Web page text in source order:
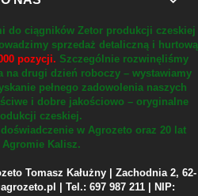
do ciągników Zetor produkcji czeskiej
sprzedaż detaliczną i hurtową
pozycji. Szczególnie rozwinęliśmy
na drugi dzień roboczy – wystawiamy
pełnego zadowolenia naszych
i dobre jakościowo – oryginalne
czeskiej.
w Agrozeto oraz 20 lat
Agromie Kalisz.
Tomasz Kałużny | Zachodnia 2, 62-
| Tel.: 697 987 211 | NIP: